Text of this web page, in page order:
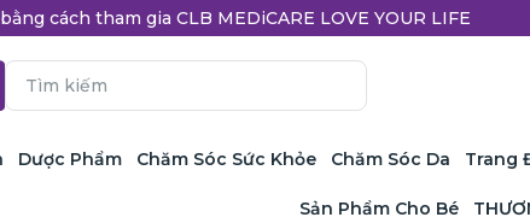
cách tham gia CLB MEDiCARE LOVE YOUR LIFE
Dược Phẩm Chăm Sóc Sức Khỏe Chăm Sóc Da Trang
Sản Phẩm Cho Bé